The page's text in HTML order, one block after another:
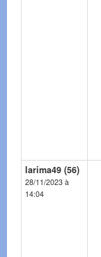
larima49 (56)
28/11/2023 à
14:04